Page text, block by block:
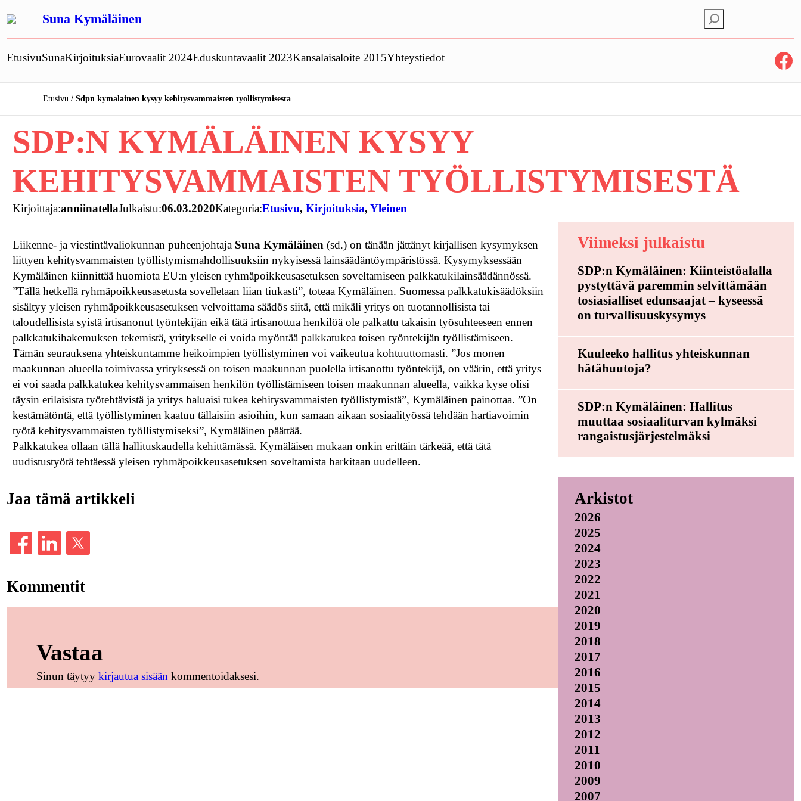
sisältöön
Suna Kymäläinen
E
t
EtusivuSunaKirjoituksiaEurovaalit 2024Eduskuntavaalit 2023Kansalaisaloite 2015Yhteystiedot Facebook
Etusivu Sdpn kymalainen kysyy kehitysvammaisten tyollistymisesta
SDP:N KYMÄLÄINEN KYSYY
KEHITYSVAMMAISTEN TYÖLLISTYMISESTÄ
Kirjoittaja:anniinatellaJulkaistu:06.03.2020Kategoria:Etusivu, Kirjoituksia, Yleinen
Liikenne- ja viestintävaliokunnan puheenjohtaja Suna Kymäläinen (sd.) on tänään jättänyt kirjallisen kysymyksen
liittyen kehitysvammaisten työllistymismahdollisuuksiin nykyisessä lainsäädäntöympäristössä. Kysymyksessään
Kymäläinen kiinnittää huomiota EU:n yleisen ryhmäpoikkeusasetuksen soveltamiseen palkkatukilainsäädännössä.
”Tällä hetkellä ryhmäpoikkeusasetusta sovelletaan liian tiukasti”, toteaa Kymäläinen. Suomessa palkkatukisäädöksiin
sisältyy yleisen ryhmäpoikkeusasetuksen velvoittama säädös siitä, että mikäli yritys on tuotannollisista tai
taloudellisista syistä irtisanonut työntekijän eikä tätä irtisanottua henkilöä ole palkattu takaisin työsuhteeseen ennen
palkkatukihakemuksen tekemistä, yritykselle ei voida myöntää palkkatukea toisen työntekijän työllistämiseen.
Tämän seurauksena yhteiskuntamme heikoimpien työllistyminen voi vaikeutua kohtuuttomasti. ”Jos monen
maakunnan alueella toimivassa yrityksessä on toisen maakunnan puolella irtisanottu työntekijä, on väärin, että yritys
ei voi saada palkkatukea kehitysvammaisen henkilön työllistämiseen toisen maakunnan alueella, vaikka kyse olisi
täysin erilaisista työtehtävistä ja yritys haluaisi tukea kehitysvammaisten työllistymistä”, Kymäläinen painottaa. ”On
kestämätöntä, että työllistyminen kaatuu tällaisiin asioihin, kun samaan aikaan sosiaalityössä tehdään hartiavoimin
työtä kehitysvammaisten työllistymiseksi”, Kymäläinen päättää.
Palkkatukea ollaan tällä hallituskaudella kehittämässä. Kymäläisen mukaan onkin erittäin tärkeää, että tätä
uudistustyötä tehtäessä yleisen ryhmäpoikkeusasetuksen soveltamista harkitaan uudelleen.
Jaa tämä artikkeli
Kommentit
Vastaa
Sinun täytyy kirjautua sisään kommentoidaksesi.
Viimeksi julkaistu
SDP:n Kymäläinen: Kiinteistöalalla
pystyttävä paremmin selvittämään
tosiasialliset edunsaajat – kyseessä
on turvallisuuskysymys
Kuuleeko hallitus yhteiskunnan
hätähuutoja?
SDP:n Kymäläinen: Hallitus
muuttaa sosiaaliturvan kylmäksi
rangaistusjärjestelmäksi
Arkistot
2026
2025
2024
2023
2022
2021
2020
2019
2018
2017
2016
2015
2014
2013
2012
2011
2010
2009
2007